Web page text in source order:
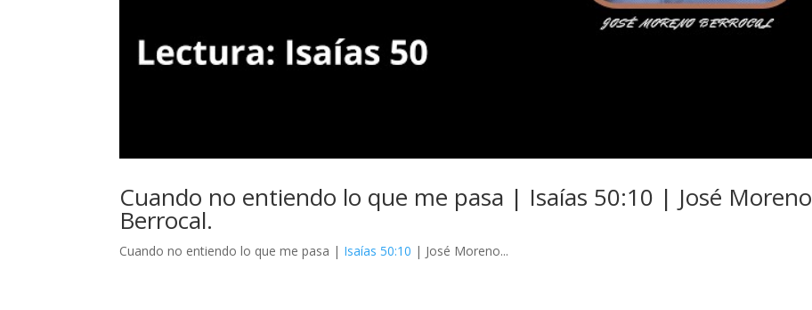
Cuando no entiendo lo que me pasa | Isaías 50:10 | José Moreno
Berrocal.
Cuando no entiendo lo que me pasa | Isaías 50:10 | José Moreno...